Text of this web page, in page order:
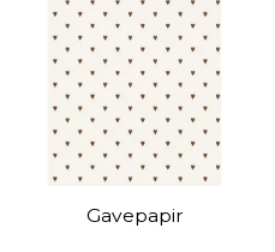
Gavepapir